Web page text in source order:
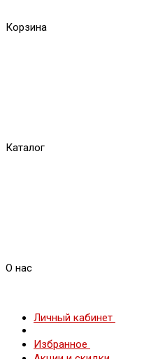
Корзина
Каталог
О нас
Личный кабинет
Избранное